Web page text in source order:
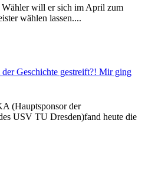
Wähler will er sich im April zum
wählen lassen....
Geschichte gestreift?! Mir ging
(Hauptsponsor der
USV TU Dresden)fand heute die